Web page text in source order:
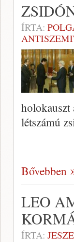
ÍRTA:
holokauszt
létszámú
Bővebben
LEO
ÍRTA: